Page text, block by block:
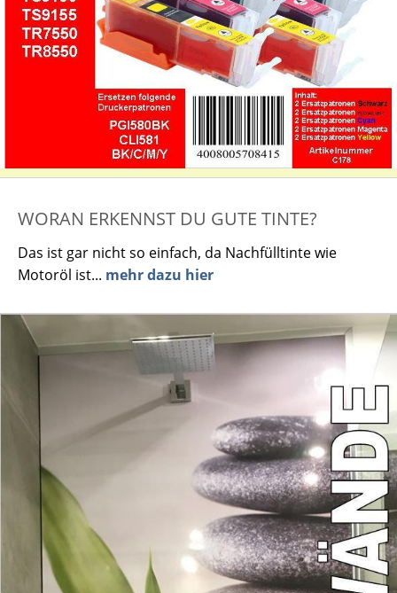
WORAN ERKENNST DU GUTE TINTE?
Das ist gar nicht so einfach, da Nachfülltinte wie
Motoröl ist... mehr dazu hier